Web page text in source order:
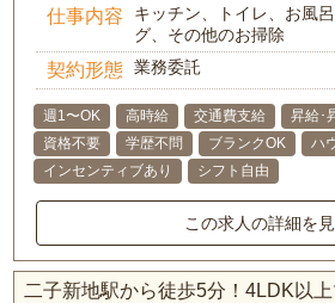
仕事内容
キッチン、トイレ、お風
グ、その他のお掃除
契約形態 業務委託
週1〜OK 高時給 交通費支給 昇給･
資格不要
学歴不問 ブランクOK
ハ
インセンティブあり
シフト自由
この求人の詳細を
二子新地駅から徒歩5分！4LDK以